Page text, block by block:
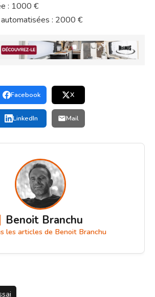
: 1000 €
: 2000 €
Facebook X
LinkedIn Mail
Benoit Branchu
les articles de Benoit Branchu